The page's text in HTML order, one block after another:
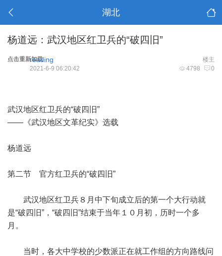
湖北
杨道远：武汉地区红卫兵的“破四旧”
点击重新加载 楼主
reading
4798 0
2021-6-9 06:20:42
武汉地区红卫兵的“破四旧”
——《武汉地区文革纪实》选载
杨道远
第二节 官方红卫兵的“破四旧”
武汉地区红卫兵８月中下旬成立后的第一个大行动就
是“破四旧”，“破四旧”结束于当年１０月初，历时一个多
月。
当时，各大中学校的少数派正在就工作组的方向路线问